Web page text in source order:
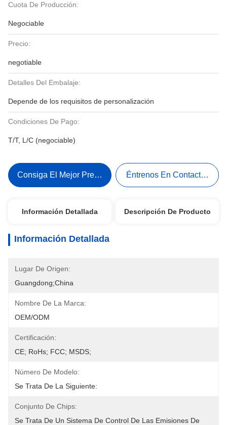
Cuota De Producción:
Negociable
Precio:
negotiable
Detalles Del Embalaje:
Depende de los requisitos de personalización
Condiciones De Pago:
T/T, L/C (negociable)
Consiga El Mejor Precio Éntrenos En Contacto Con
Información Detallada Descripción De Producto
Información Detallada
Lugar De Origen:
Guangdong;China
Nombre De La Marca:
OEM/ODM
Certificación:
CE; RoHs; FCC; MSDS;
Número De Modelo:
Se Trata De La Siguiente:
Conjunto De Chips:
Se Trata De Un Sistema De Control De Las Emisiones De